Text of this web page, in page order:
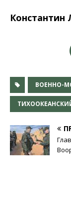
Константин
ВОЕННО-